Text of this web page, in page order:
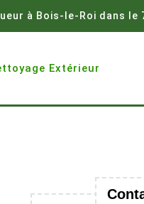
à Bois-le-Roi dans le
Extérieur